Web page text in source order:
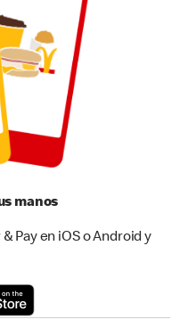
manos
Pay en iOS o Android y